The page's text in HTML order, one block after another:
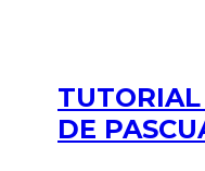
TUTORIAL
DE